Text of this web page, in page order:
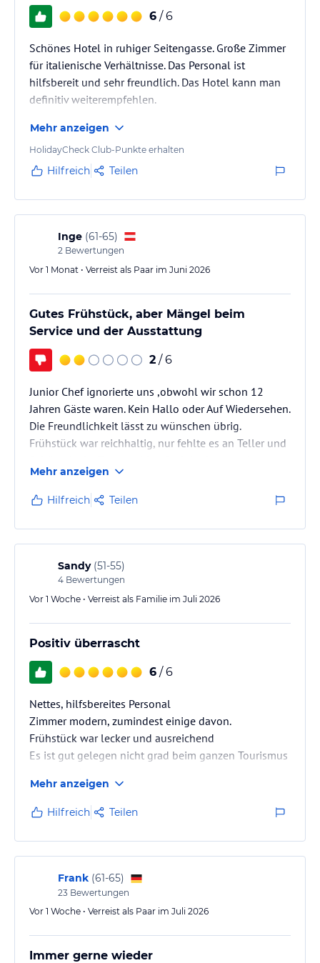
6 / 6
Schönes Hotel in ruhiger Seitengasse. Große Zimmer
für italienische Verhältnisse. Das Personal ist
hilfsbereit und sehr freundlich. Das Hotel kann man
definitiv weiterempfehlen.
Mehr anzeigen
HolidayCheck Club-Punkte erhalten
Hilfreich Teilen
Inge (61-65)
2 Bewertungen
Vor 1 Monat • Verreist als Paar im Juni 2026
Gutes Frühstück, aber Mängel beim
Service und der Ausstattung
2 / 6
Junior Chef ignorierte uns ,obwohl wir schon 12
Jahren Gäste waren. Kein Hallo oder Auf Wiedersehen.
Die Freundlichkeit lässt zu wünschen übrig.
Frühstück war reichhaltig, nur fehlte es an Teller und
manchen Tagen nicht. Da musste man halt ein Glas
kalte Milch trinken. An einem Abend wollten wir 4
mal einen Averna trinken, war auch nur mehr für
2Pers. Einer da. Die arme Bardame. Nächsten Tag
hatten sie wieder eine Flasche. Wir werden nicht mehr
kommen. Schade
Mehr anzeigen
Hilfreich Teilen
Sandy (51-55)
4 Bewertungen
Vor 1 Woche • Verreist als Familie im Juli 2026
Positiv überrascht
6 / 6
Nettes, hilfsbereites Personal
Zimmer modern, zumindest einige davon.
Frühstück war lecker und ausreichend
Es ist gut gelegen nicht grad beim ganzen Tourismus
Mehr anzeigen
Hilfreich Teilen
Frank (61-65)
23 Bewertungen
Vor 1 Woche • Verreist als Paar im Juli 2026
Immer gerne wieder